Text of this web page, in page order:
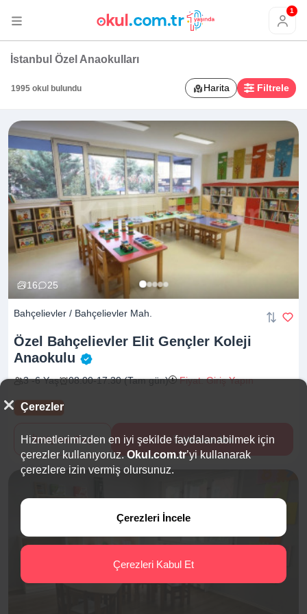
1
İstanbul Özel Anaokulları
1995 okul bulundu Harita Filtrele
16 25
Bahçelievler / Bahçelievler Mah.
Özel Bahçelievler Elit Gençler Koleji
Anaokulu
3 -6 Yaş 08:00-17:30 (Tam gün) Fiyat: Giriş Yapın
Yaz Okulu
İletişime Geç Hemen Ara
Çerezler
Hizmetlerimizden en iyi şekilde faydalanabilmek için
çerezler kullanıyoruz. Okul.com.tr’yi kullanarak
çerezlere izin vermiş olursunuz.
Çerezleri İncele
Çerezleri Kabul Et